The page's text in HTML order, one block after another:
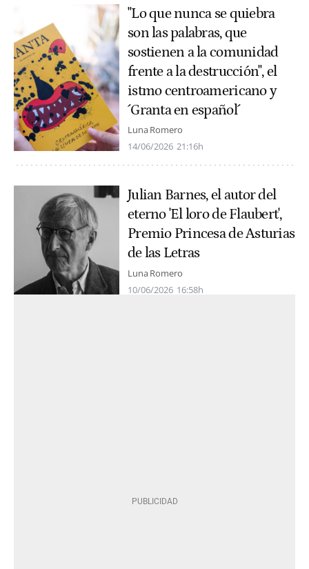
"Lo que nunca se quiebra
son las palabras, que
sostienen a la comunidad
frente a la destrucción", el
istmo centroamericano y
´Granta en español´
Luna Romero
14/06/2026 21:16h
Julian Barnes, el autor del
eterno 'El loro de Flaubert',
Premio Princesa de Asturias
de las Letras
Luna Romero
10/06/2026 16:58h